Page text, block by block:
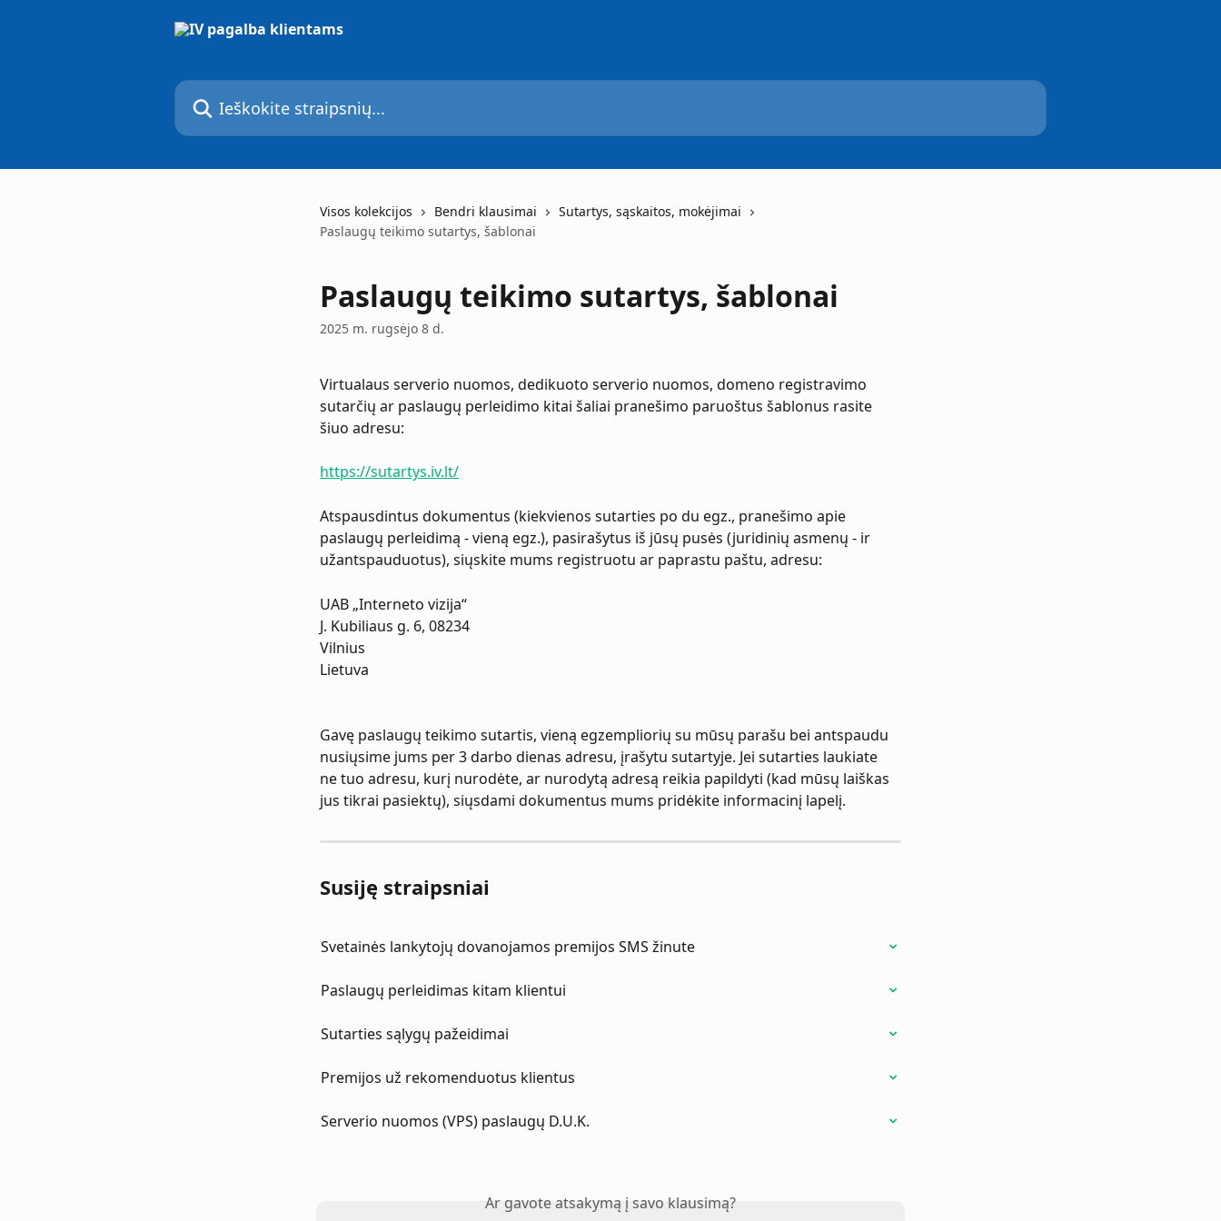
Ieškokite straipsnių...
Visos kolekcijos Bendri klausimai
Sutartys, sąskaitos, mokėjimai
Paslaugų teikimo sutartys, šablonai
Paslaugų teikimo sutartys, šablonai
2025 m. rugsėjo 8 d.
Virtualaus serverio nuomos, dedikuoto serverio nuomos, domeno registravimo
sutarčių ar paslaugų perleidimo kitai šaliai pranešimo paruoštus šablonus rasite
šiuo adresu:
https://sutartys.iv.lt/
Atspausdintus dokumentus (kiekvienos sutarties po du egz., pranešimo apie
paslaugų perleidimą - vieną egz.), pasirašytus iš jūsų pusės (juridinių asmenų - ir
užantspauduotus), siųskite mums registruotu ar paprastu paštu, adresu:
UAB „Interneto vizija“
J. Kubiliaus g. 6, 08234
Vilnius
Lietuva
Gavę paslaugų teikimo sutartis, vieną egzempliorių su mūsų parašu bei antspaudu
nusiųsime jums per 3 darbo dienas adresu, įrašytu sutartyje. Jei sutarties laukiate
ne tuo adresu, kurį nurodėte, ar nurodytą adresą reikia papildyti (kad mūsų laiškas
jus tikrai pasiektų), siųsdami dokumentus mums pridėkite informacinį lapelį.
Susiję straipsniai
Svetainės lankytojų dovanojamos premijos SMS žinute
Paslaugų perleidimas kitam klientui
Sutarties sąlygų pažeidimai
Premijos už rekomenduotus klientus
Serverio nuomos (VPS) paslaugų D.U.K.
Ar gavote atsakymą į savo klausimą?